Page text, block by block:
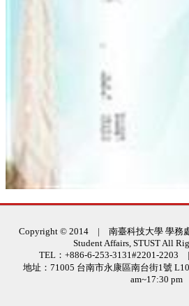
Copyright © 2014 | 南臺科技大學 學
Student Affairs, STUST All
TEL：+886-6-253-3131#2201-
地址：71005 台南市永康區南台街1號
am~17:30 pm